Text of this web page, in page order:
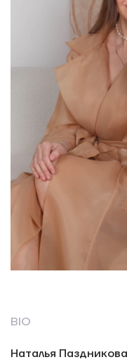
BIO
Наталья